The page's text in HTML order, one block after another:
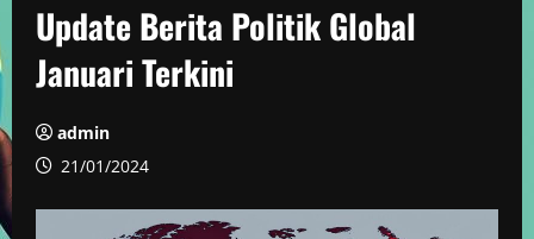
Update Berita Politik Global
Januari Terkini
admin
21/01/2024